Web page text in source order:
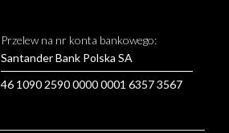
Przelew na nr konta bankowego:
Santander Bank Polska SA
46 1090 2590 0000 0001 6357 3567